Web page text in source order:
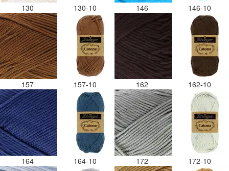
130 130-10 146 146-10
157 157-10 162 162-10
164 164-10 172 172-10